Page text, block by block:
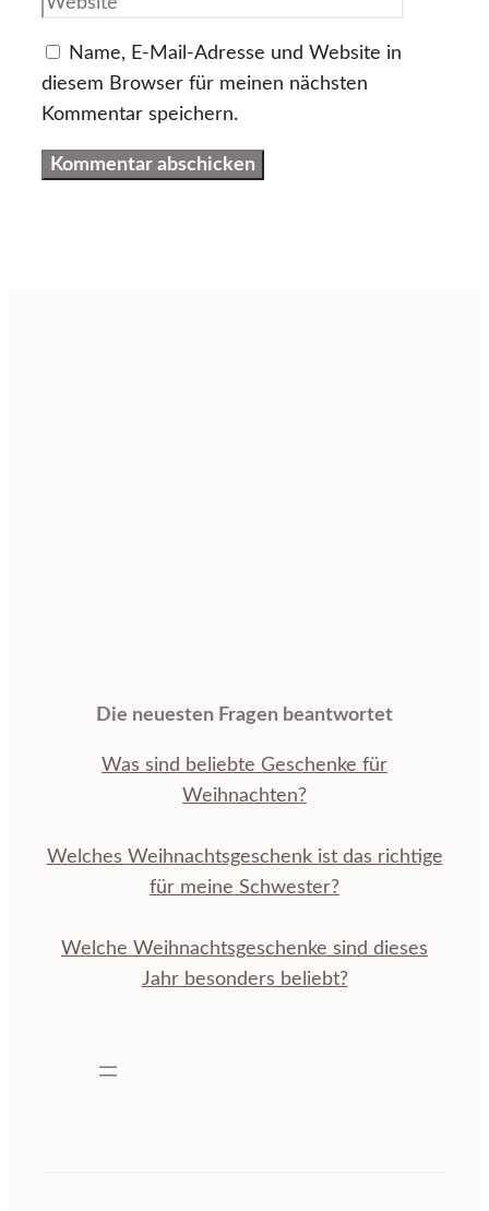
Name, E-Mail-Adresse und Website in
diesem Browser für meinen nächsten
Kommentar speichern.
Die neuesten Fragen beantwortet
Was sind beliebte Geschenke für
Weihnachten?
Welches Weihnachtsgeschenk ist das richtige
für meine Schwester?
Welche Weihnachtsgeschenke sind dieses
Jahr besonders beliebt?